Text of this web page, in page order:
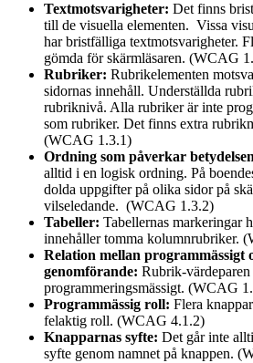
Textmotsvarigheter: Det finns
till de visuella elementen. Vissa
har bristfälliga textmotsvarigheter.
gömda för skärmläsaren. (WCAG
Rubriker: Rubrikelementen
sidornas innehåll. Underställda
rubriknivå. Alla rubriker är inte
som rubriker. Det finns extra
(WCAG 1.3.1)
Ordning som påverkar
alltid i en logisk ordning. På
dolda uppgifter på olika sidor på
vilseledande. (WCAG 1.3.2)
Tabeller: Tabellernas markeringar
innehåller tomma kolumnrubriker.
Relation mellan programmässigt
genomförande: Rubrik-värdeparen
programmeringsmässigt. (WCAG
Programmässig roll: Flera
felaktig roll. (WCAG 4.1.2)
Knapparnas syfte: Det går inte
syfte genom namnet på knappen.